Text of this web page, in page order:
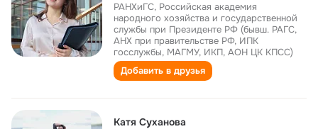
РАНХиГС, Российская академия
народного хозяйства и государственной
службы при Президенте РФ (бывш. РАГС,
АНХ при правительстве РФ, ИПК
госслужбы, МАГМУ, ИКП, АОН ЦК КПСС)
Добавить в друзья
Катя Суханова